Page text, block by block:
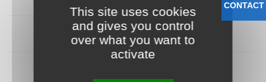
CONTACT
This site uses cookies
and gives you control
over what you want to
activate